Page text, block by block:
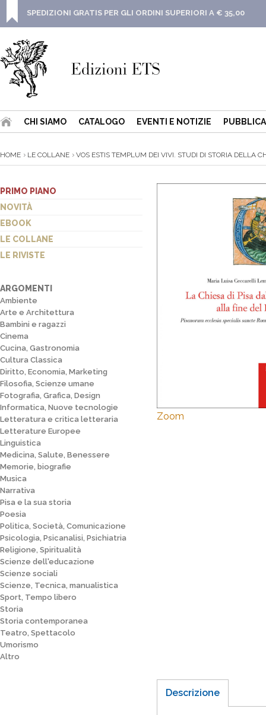
SPEDIZIONI GRATIS PER GLI ORDINI SUPERIORI A € 35,00
CHI SIAMO CATALOGO EVENTI E NOTIZIE
HOME LE COLLANE VOS ESTIS TEMPLUM DEI VIVI. STUDI DI STORIA DELLA
PRIMO PIANO
NOVITÀ
EBOOK
LE COLLANE
LE RIVISTE
ARGOMENTI
Ambiente
Arte e Architettura
Bambini e ragazzi
Cinema
Cucina, Gastronomia
Cultura Classica
Diritto, Economia, Marketing
Filosofia, Scienze umane
Fotografia, Grafica, Design
Informatica, Nuove tecnologie
Letteratura e critica letteraria
Letterature Europee
Linguistica
Medicina, Salute, Benessere
Memorie, biografie
Musica
Narrativa
Pisa e la sua storia
Poesia
Politica, Società, Comunicazione
Psicologia, Psicanalisi, Psichiatria
Religione, Spiritualità
Scienze dell'educazione
Scienze sociali
Scienze, Tecnica, manualistica
Sport, Tempo libero
Storia
Storia contemporanea
Teatro, Spettacolo
Umorismo
Altro
Zoom
Descrizione